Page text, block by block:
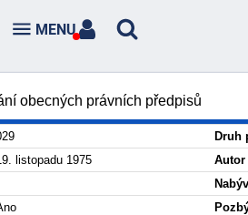
obecných právních předpisů
Druh
listopadu 1975
MENU